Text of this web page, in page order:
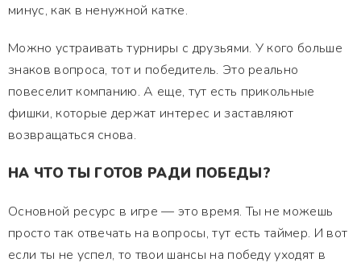
минус, как в ненужной катке.
Можно устраивать турниры с друзьями. У кого больше
знаков вопроса, тот и победитель. Это реально
повеселит компанию. А еще, тут есть прикольные
фишки, которые держат интерес и заставляют
возвращаться снова.
НА ЧТО ТЫ ГОТОВ РАДИ ПОБЕДЫ?
Основной ресурс в игре — это время. Ты не можешь
просто так отвечать на вопросы, тут есть таймер. И вот
если ты не успел, то твои шансы на победу уходят в